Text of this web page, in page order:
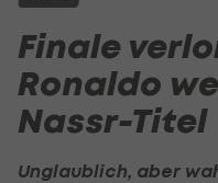
Finale
Ronaldo
Nassr-Titel
Unglaublich, aber